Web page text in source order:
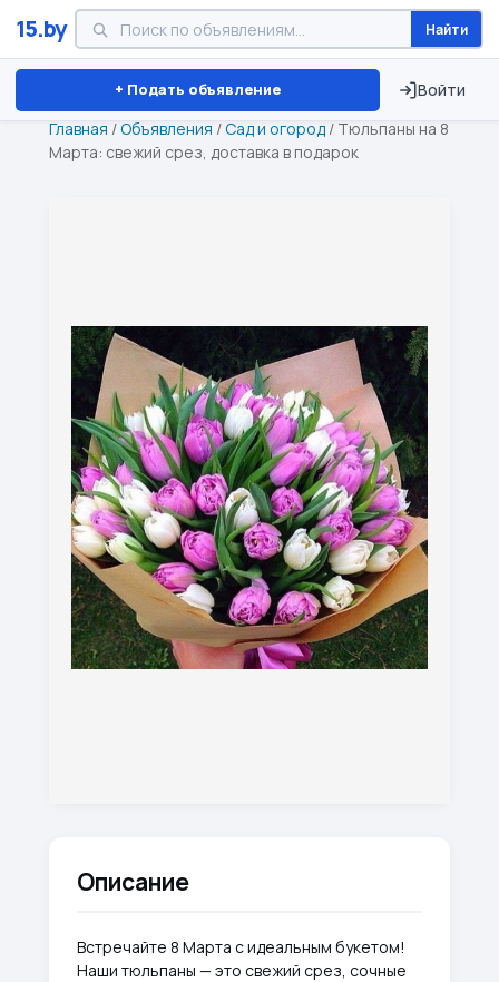
15.by Найти
+ Подать объявление Войти
Минск Витебск Брест ⏱ ТОЛЬКО 15 ДНЕЙ
Главная /Объявления / Сад и огород / Тюльпаны на 8
Марта: свежий срез, доставка в подарок
Описание
Встречайте 8 Марта с идеальным букетом!
Наши тюльпаны — это свежий срез, сочные